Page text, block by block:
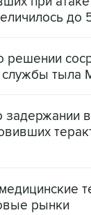
до
решении
службы тыла
рынки